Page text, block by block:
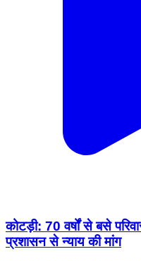
कोटड़ी: 70 वर्षों से बसे
प्रशासन से न्याय की मांग